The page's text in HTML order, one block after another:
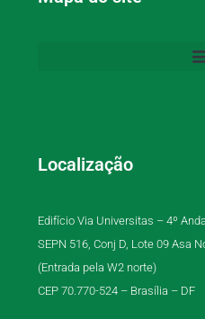
Localização
Edifício Via Universitas – 4º
SEPN 516, Conj D, Lote 09 Asa
(Entrada pela W2 norte)
CEP 70.770-524 – Brasília – DF